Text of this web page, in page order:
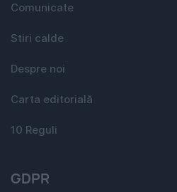
Comunicate
Stiri calde
Despre noi
Carta editorială
10 Reguli
GDPR